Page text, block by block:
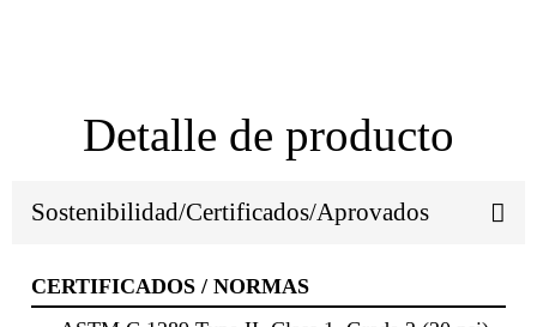
Detalle de producto
Sostenibilidad/Certificados/Aprovados
CERTIFICADOS / NORMAS